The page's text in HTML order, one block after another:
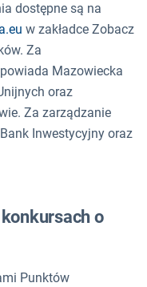
dostępne są na
w zakładce Zobacz
Za
Mazowiecka
oraz
Za zarządzanie
Inwestycyjny oraz
o
Punktów